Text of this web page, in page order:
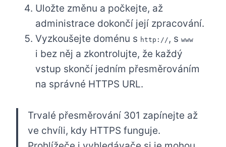
Uložte změnu a počkejte, až
administrace dokončí její zpracování.
Vyzkoušejte doménu s http:// , s www
i bez něj a zkontrolujte, že každý
vstup skončí jedním přesměrováním
na správné HTTPS URL.
Trvalé přesměrování 301 zapínejte až
ve chvíli, kdy HTTPS funguje.